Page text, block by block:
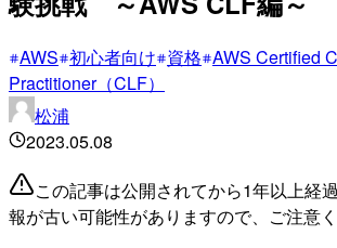
AWS 初心者向け 資格 AWS Certified
Practitioner（CLF）
松浦
2023.05.08
この記事は公開されてから1年以上経
報が古い可能性がありますので、ご注意く